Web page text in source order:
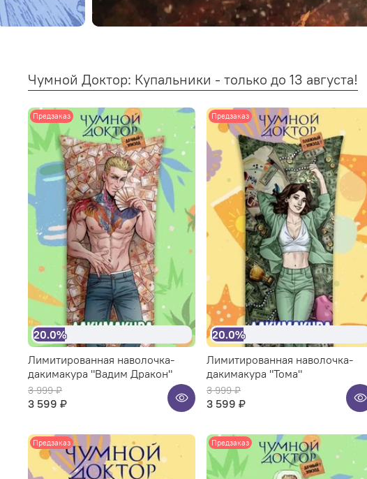
Чумной Доктор: Купальники - только до 13 августа!
20.0%
Предзаказ
Лимитированная наволочка-
дакимакура "Вадим Дракон"
3 999 ₽
3 599 ₽
20.0%
Предзаказ
Лимитированная наволочка-
дакимакура "Тома"
3 999 ₽
3 599 ₽
Предзаказ Предзаказ